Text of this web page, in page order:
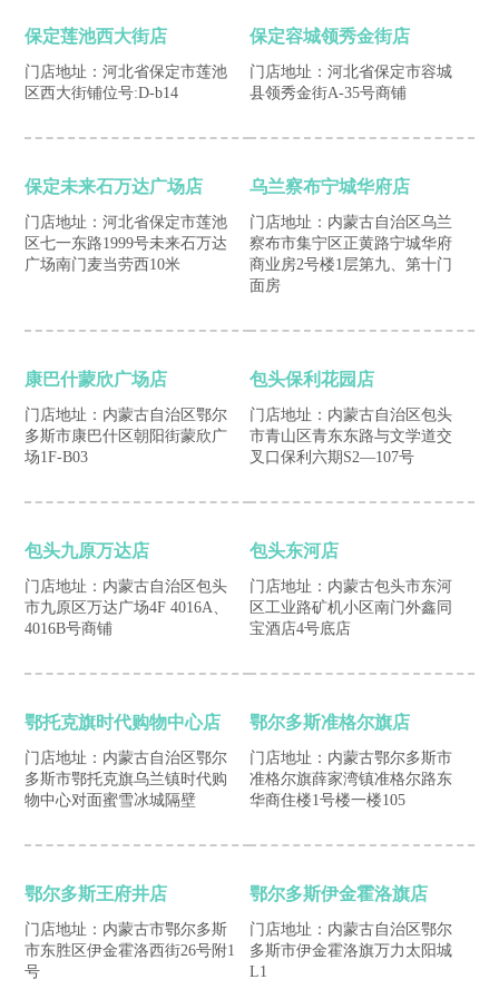
保定莲池西大街店
门店地址：河北省保定市莲池
区西大街铺位号:D-b14
保定容城领秀金街店
门店地址：河北省保定市容城
县领秀金街A-35号商铺
保定未来石万达广场店
门店地址：河北省保定市莲池
区七一东路1999号未来石万达
广场南门麦当劳西10米
乌兰察布宁城华府店
门店地址：内蒙古自治区乌兰
察布市集宁区正黄路宁城华府
商业房2号楼1层第九、第十门
面房
康巴什蒙欣广场店
门店地址：内蒙古自治区鄂尔
多斯市康巴什区朝阳街蒙欣广
场1F-B03
包头保利花园店
门店地址：内蒙古自治区包头
市青山区青东东路与文学道交
叉口保利六期S2—107号
包头九原万达店
门店地址：内蒙古自治区包头
市九原区万达广场4F 4016A、
4016B号商铺
包头东河店
门店地址：内蒙古包头市东河
区工业路矿机小区南门外鑫同
宝酒店4号底店
鄂托克旗时代购物中心店
门店地址：内蒙古自治区鄂尔
多斯市鄂托克旗乌兰镇时代购
物中心对面蜜雪冰城隔壁
鄂尔多斯准格尔旗店
门店地址：内蒙古鄂尔多斯市
准格尔旗薛家湾镇准格尔路东
华商住楼1号楼一楼105
鄂尔多斯王府井店
门店地址：内蒙古市鄂尔多斯
市东胜区伊金霍洛西街26号附1
号
鄂尔多斯伊金霍洛旗店
门店地址：内蒙古自治区鄂尔
多斯市伊金霍洛旗万力太阳城
L1